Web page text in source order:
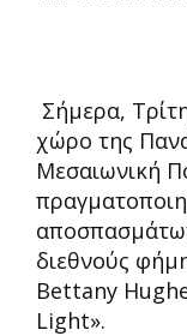
Σήμερα,
χώρο της
Μεσαιωνική
διεθνούς
Bettany
Light».